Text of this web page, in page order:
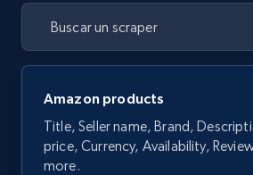
Amazon products
Title, Seller name, Brand,
price, Currency, Availability,
more.